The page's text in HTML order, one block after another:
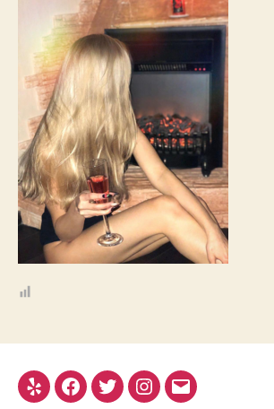
Yelp Facebook
TwitterInstagram
Email